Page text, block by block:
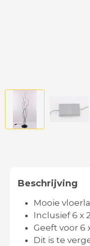
Beschrijving
Mooie
Inclusief 6 x
Geeft voor 6
Dit is te